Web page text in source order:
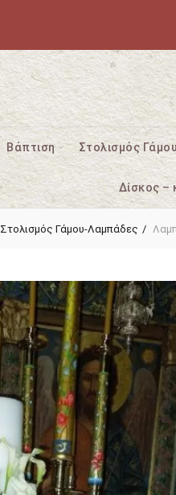
Βάπτιση Στολισμός
Δίσκος –
Στολισμός Γάμου-Λαμπάδες